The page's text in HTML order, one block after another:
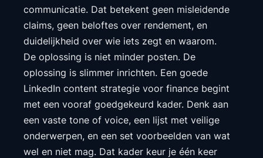
communicatie. Dat betekent geen misleidende
claims, geen beloftes over rendement, en
duidelijkheid over wie iets zegt en waarom.
De oplossing is niet minder posten. De
oplossing is slimmer inrichten. Een goede
LinkedIn content strategie voor finance begint
met een vooraf goedgekeurd kader. Denk aan
een vaste tone of voice, een lijst met veilige
onderwerpen, en een set voorbeelden van wat
wel en niet mag. Dat kader keur je één keer